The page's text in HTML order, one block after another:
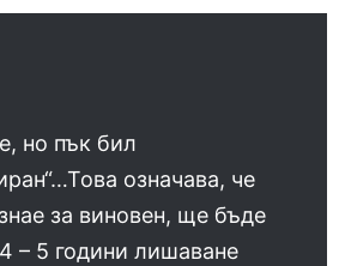
но пък бил
означава, че
за виновен, ще бъде
– 5 години лишаване